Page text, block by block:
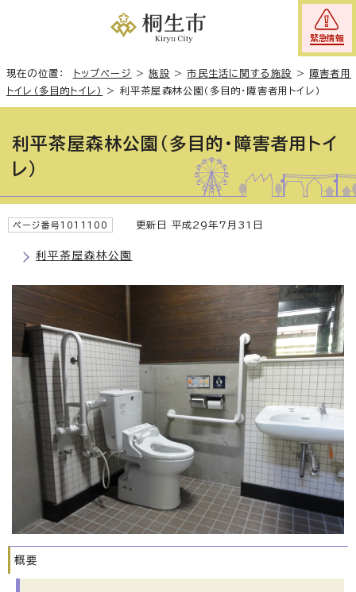
緊急情報
現在の位置： トップページ >施設 >市民生活に関する施設 >
障害者用
トイレ（多目的トイレ）
> 利平茶屋森林公園（多目的・障害者用トイレ）
利平茶屋森林公園（多目的・障害者用トイ
レ）
ページ番号1011100 更新日 平成29年7月31日
利平茶屋森林公園
概要